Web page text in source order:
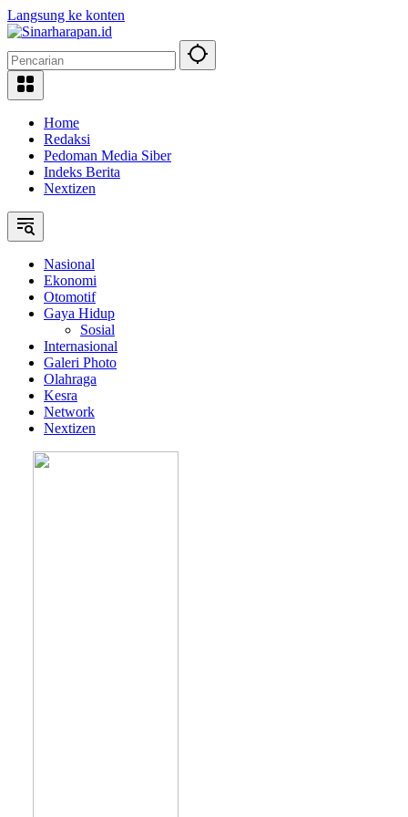
Langsung ke konten
Home
Redaksi
Pedoman Media Siber
Indeks Berita
Nextizen
Nasional
Ekonomi
Otomotif
Gaya Hidup
Sosial
Internasional
Galeri Photo
Olahraga
Kesra
Network
Nextizen